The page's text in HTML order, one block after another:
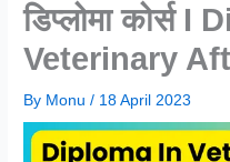
डिप्लोमा कोर्स
Veterinary
By Monu/ 18 April 2023